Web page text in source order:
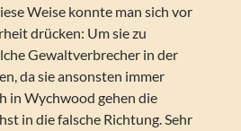
Weise konnte man sich vor
drücken: Um sie zu
Gewaltverbrecher in der
da sie ansonsten immer
in Wychwood gehen die
in die falsche Richtung. Sehr